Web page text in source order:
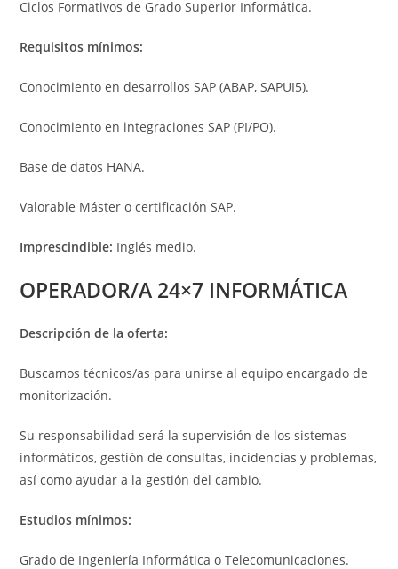
Ciclos Formativos de Grado Superior Informática.
Requisitos mínimos:
Conocimiento en desarrollos SAP (ABAP, SAPUI5).
Conocimiento en integraciones SAP (PI/PO).
Base de datos HANA.
Valorable Máster o certificación SAP.
Imprescindible: Inglés medio.
OPERADOR/A 24×7 INFORMÁTICA
Descripción de la oferta:
Buscamos técnicos/as para unirse al equipo encargado de
monitorización.
Su responsabilidad será la supervisión de los sistemas
informáticos, gestión de consultas, incidencias y problemas,
así como ayudar a la gestión del cambio.
Estudios mínimos:
Grado de Ingeniería Informática o Telecomunicaciones.